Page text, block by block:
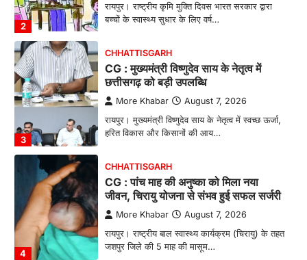
2
रायपुर। राष्ट्रीय कृमि मुक्ति दिवस भारत सरकार द्वारा
बच्चों के स्वास्थ्य सुधार के लिए वर्ष…
3
CHHATTISGARH
CG : मुख्यमंत्री विष्णुदेव साय के नेतृत्व में
छत्तीसगढ़ को बड़ी उपलब्धि
More Khabar August 7, 2026
रायपुर। मुख्यमंत्री विष्णुदेव साय के नेतृत्व में स्वच्छ ऊर्जा,
हरित विकास और किसानों की आय…
4
CHHATTISGARH
CG : पांच माह की अनुष्का को मिला नया
जीवन, चिरायु योजना से संभव हुई सफल सर्जरी
More Khabar August 7, 2026
रायपुर। राष्ट्रीय बाल स्वास्थ्य कार्यक्रम (चिरायु) के तहत
जशपुर जिले की 5 माह की मासूम…